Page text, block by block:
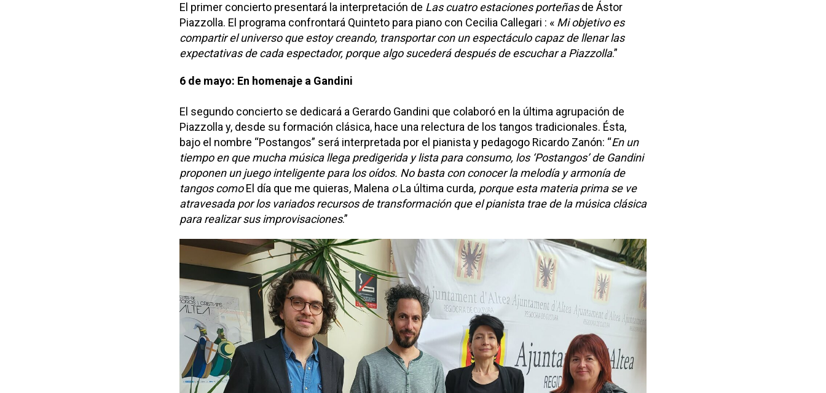
El primer concierto presentará la interpretación de Las cuatro estaciones porteñasde Ástor
Piazzolla. El programa confrontará Quinteto para piano con Cecilia Callegari : « Mi objetivo es
compartir el universo que estoy creando, transportar con un espectáculo capaz de llenar las
expectativas de cada espectador, porque algo sucederá después de escuchar a Piazzolla.”
6 de mayo: En homenaje a Gandini
El segundo concierto se dedicará a Gerardo Gandini que colaboró en la última agrupación de
Piazzolla y, desde su formación clásica, hace una relectura de los tangos tradicionales. Ésta,
bajo el nombre “Postangos” será interpretada por el pianista y pedagogo Ricardo Zanón: “En un
tiempo en que mucha música llega predigerida y lista para consumo, los ‘Postangos’ de Gandini
proponen un juego inteligente para los oídos. No basta con conocer la melodía y armonía de
tangos comoEl día que me quieras, Malena oLa última curda, porque esta materia prima se ve
atravesada por los variados recursos de transformación que el pianista trae de la música clásica
para realizar sus improvisaciones.”